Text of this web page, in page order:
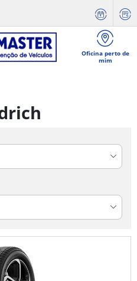
Oficina perto de
mim